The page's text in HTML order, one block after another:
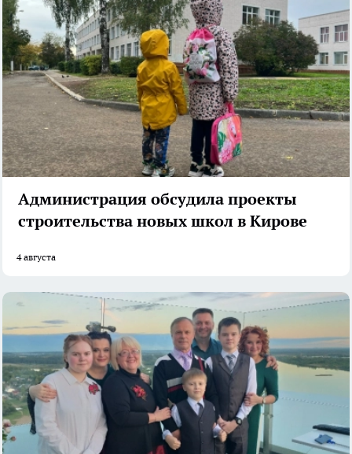
Администрация обсудила проекты
строительства новых школ в Кирове
4 августа